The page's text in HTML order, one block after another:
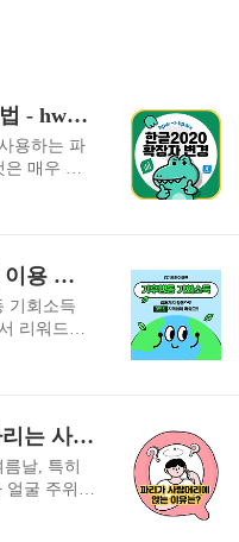
한글 기본저장 확장자 변경방법 - hwp를 hwpx로
용하는 파
은 매우 탁
의 변경이
변경해야
에서 .hwp
식을 선
미래 지향
다. 한글과
다. .hwp
경기도 기후행동 기회소득 앱 이용 후기 - 3만원 빨리 받아가세요!
기회소득
리워드도
드립니다.
서 앱 설치
인증아이
추천인 입
래와 같은
수 있습니
여름철 파리 행동 탐구 - 왜 파리는 사람 머리에 앉을까?
날, 특히
얼굴 주위에
. 어떨 때